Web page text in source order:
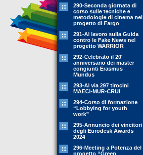
290-Seconda giornata di
corso sulle tecniche e
metodologie di cinema nel
progetto di Fargo
291-Al lavoro sulla Guida
contro le Fake News nel
progetto WARRIOR
292-Celebrato il 20°
anniversario dei master
congiunti Erasmus
Mundus
293-Al via 297 tirocini
MAECI-MUR-CRUI
294-Corso di formazione
“Lobbying for youth
work”
295-Annuncio dei vincitori
degli Eurodesk Awards
2024
296-Meeting a Potenza del
progetto “Green